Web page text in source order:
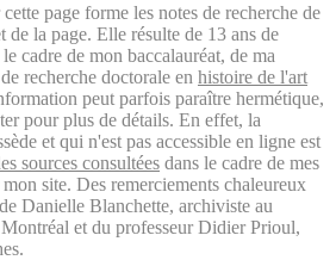
page forme les notes de recherche de
la page. Elle résulte de 13 ans de
cadre de mon baccalauréat, de ma
recherche doctorale en histoire de l'art
peut parfois paraître hermétique,
pour plus de détails. En effet, la
et qui n'est pas accessible en ligne est
sources consultées dans le cadre de mes
site. Des remerciements chaleureux
Danielle Blanchette, archiviste au
et du professeur Didier Prioul,